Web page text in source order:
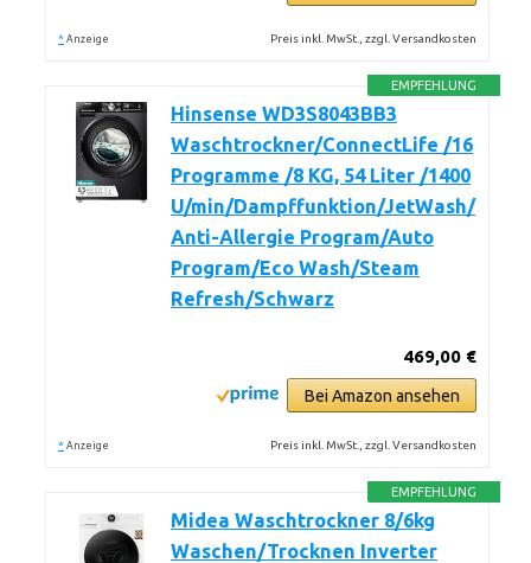
* Anzeige Preis inkl. MwSt., zzgl. Versandkosten
EMPFEHLUNG
Hinsense WD3S8043BB3
Waschtrockner/ConnectLife /16
Programme /8 KG, 54 Liter /1400
U/min/Dampffunktion/JetWash/
Anti-Allergie Program/Auto
Program/Eco Wash/Steam
Refresh/Schwarz
469,00 €
Bei Amazon ansehen
* Anzeige Preis inkl. MwSt., zzgl. Versandkosten
EMPFEHLUNG
Midea Waschtrockner 8/6kg
Waschen/Trocknen Inverter